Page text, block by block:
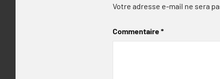
Votre adresse e-mail ne sera
Commentaire*